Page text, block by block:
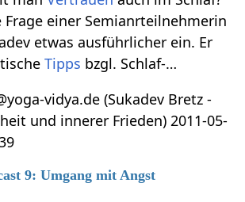
Frage einer Semianrteilnehmerin
etwas ausführlicher ein. Er
Tipps bzgl. Schlaf-…
vidya.de (Sukadev Bretz -
und innerer Frieden) 2011-05-
9: Umgang mit Angst